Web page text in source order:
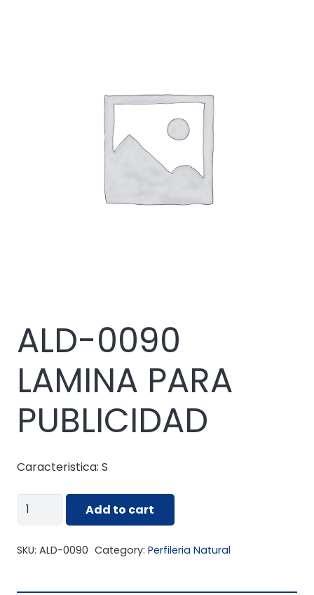
ALD-0090
LAMINA PARA
PUBLICIDAD
Caracteristica: S
ALD-
Add to cart
SKU: ALD-0090 Category: Perfileria Natural